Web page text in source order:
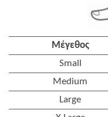
Μέγεθος
Small
Medium
Large